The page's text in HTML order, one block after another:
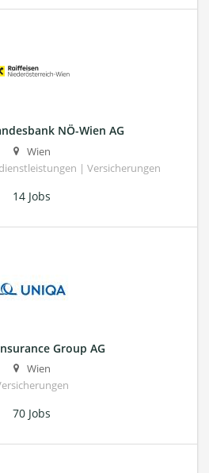
NÖ-Wien AG
Wien
| Versicherungen
14 Jobs
Group AG
Wien
70 Jobs